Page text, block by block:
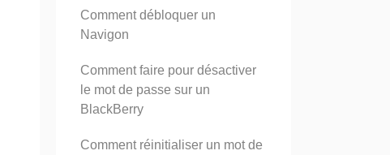
Comment débloquer un
Navigon
Comment faire pour désactiver
le mot de passe sur un
BlackBerry
Comment réinitialiser un mot de